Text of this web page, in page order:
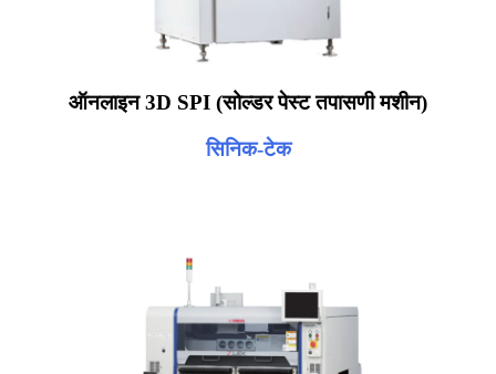
ऑनलाइन 3D SPI (सोल्डर पेस्ट तपासणी मशीन)
सिनिक-टेक